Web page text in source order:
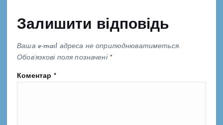
Залишити відповідь
Ваша e-mail адреса не оприлюднюватиметься.
Обов’язкові поля позначені *
Коментар*